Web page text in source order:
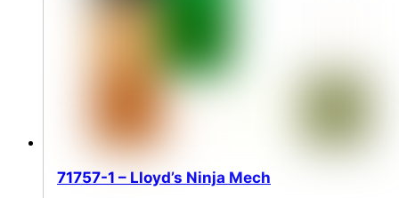
71757-1 – Lloyd’s Ninja Mech